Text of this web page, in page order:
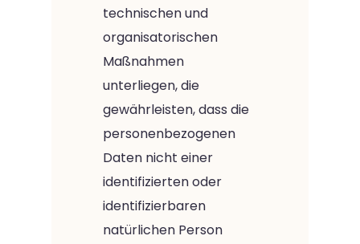
technischen und
organisatorischen
Maßnahmen
unterliegen, die
gewährleisten, dass die
personenbezogenen
Daten nicht einer
identifizierten oder
identifizierbaren
natürlichen Person